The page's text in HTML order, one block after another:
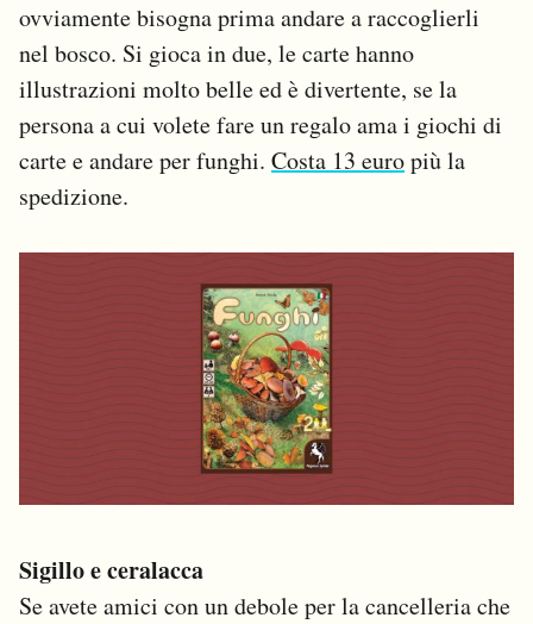
ovviamente bisogna prima andare a raccoglierli
nel bosco. Si gioca in due, le carte hanno
illustrazioni molto belle ed è divertente, se la
persona a cui volete fare un regalo ama i giochi di
carte e andare per funghi. Costa 13 europiù la
spedizione.
Sigillo e ceralacca
Se avete amici con un debole per la cancelleria che